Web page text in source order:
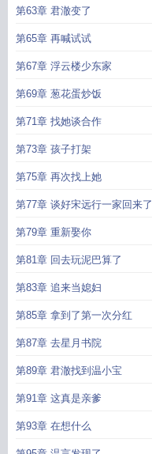
第63章 君澈变了
第65章 再喊试试
第67章 浮云楼少东家
第69章 葱花蛋炒饭
第71章 找她谈合作
第73章 孩子打架
第75章 再次找上她
第77章 谈好宋远行一家回来了
第79章 重新娶你
第81章 回去玩泥巴算了
第83章 追来当媳妇
第85章 拿到了第一次分红
第87章 去星月书院
第89章 君澈找到温小宝
第91章 这真是亲爹
第93章 在想什么